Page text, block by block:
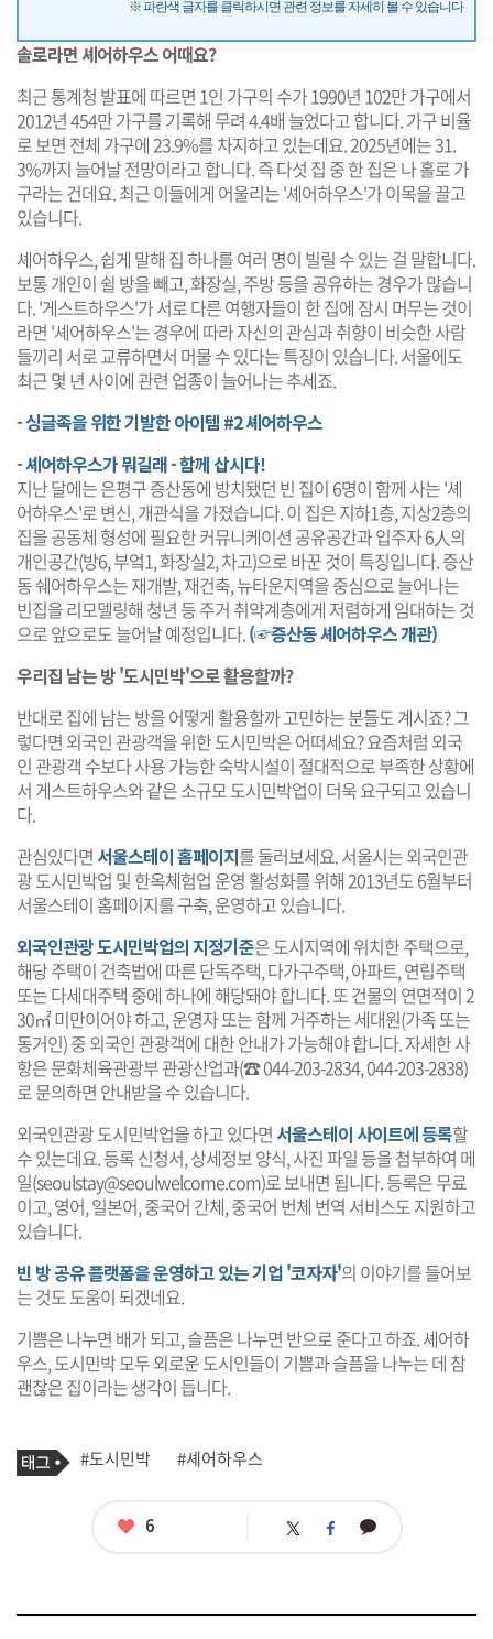
※ 파란색 글자를 클릭하시면 관련 정보를 자세히 볼 수 있습니다
솔로라면 셰어하우스 어때요?
최근 통계청 발표에 따르면 1인 가구의 수가 1990년 102만 가구에서
2012년 454만 가구를 기록해 무려 4.4배 늘었다고 합니다. 가구 비율
로 보면 전체 가구에 23.9%를 차지하고 있는데요. 2025년에는 31.
3%까지 늘어날 전망이라고 합니다. 즉 다섯 집 중 한 집은 나 홀로 가
구라는 건데요. 최근 이들에게 어울리는 '셰어하우스'가 이목을 끌고
있습니다.
셰어하우스, 쉽게 말해 집 하나를 여러 명이 빌릴 수 있는 걸 말합니다.
보통 개인이 쉴 방을 빼고, 화장실, 주방 등을 공유하는 경우가 많습니
다. '게스트하우스'가 서로 다른 여행자들이 한 집에 잠시 머무는 것이
라면 '셰어하우스'는 경우에 따라 자신의 관심과 취향이 비슷한 사람
들끼리 서로 교류하면서 머물 수 있다는 특징이 있습니다. 서울에도
최근 몇 년 사이에 관련 업종이 늘어나는 추세죠.
- 싱글족을 위한 기발한 아이템 #2 셰어하우스
- 셰어하우스가 뭐길래- 함께 삽시다!
지난 달에는 은평구 증산동에 방치됐던 빈 집이 6명이 함께 사는 '셰
어하우스'로 변신, 개관식을 가졌습니다. 이 집은 지하1층, 지상2층의
집을 공동체 형성에 필요한 커뮤니케이션 공유공간과 입주자 6人의
개인공간(방6, 부엌1, 화장실2, 차고)으로 바꾼 것이 특징입니다. 증산
동 쉐어하우스는 재개발, 재건축, 뉴타운지역을 중심으로 늘어나는
빈집을 리모델링해 청년 등 주거 취약계층에게 저렴하게 임대하는 것
으로 앞으로도 늘어날 예정입니다.(☞증산동 셰어하우스 개관)
우리집 남는 방 '도시민박'으로 활용할까?
반대로 집에 남는 방을 어떻게 활용할까 고민하는 분들도 계시죠? 그
렇다면 외국인 관광객을 위한 도시민박은 어떠세요? 요즘처럼 외국
인 관광객 수보다 사용 가능한 숙박시설이 절대적으로 부족한 상황에
서 게스트하우스와 같은 소규모 도시민박업이 더욱 요구되고 있습니
다.
관심있다면 서울스테이 홈페이지를 둘러보세요. 서울시는 외국인관
광 도시민박업 및 한옥체험업 운영 활성화를 위해 2013년도 6월부터
서울스테이 홈페이지를 구축, 운영하고 있습니다.
외국인관광 도시민박업의 지정기준은 도시지역에 위치한 주택으로,
해당 주택이 건축법에 따른 단독주택, 다가구주택, 아파트, 연립주택
또는 다세대주택 중에 하나에 해당돼야 합니다. 또 건물의 연면적이 2
30㎡ 미만이어야 하고, 운영자 또는 함께 거주하는 세대원(가족 또는
동거인) 중 외국인 관광객에 대한 안내가 가능해야 합니다. 자세한 사
항은 문화체육관광부 관광산업과(☎ 044-203-2834, 044-203-2838)
로 문의하면 안내받을 수 있습니다.
외국인관광 도시민박업을 하고 있다면 서울스테이 사이트에 등록할
수 있는데요. 등록 신청서, 상세정보 양식, 사진 파일 등을 첨부하여 메
일(seoulstay@seoulwelcome.com)로 보내면 됩니다. 등록은 무료
이고, 영어, 일본어, 중국어 간체, 중국어 번체 번역 서비스도 지원하고
있습니다.
빈 방 공유 플랫폼을 운영하고 있는 기업 '코자자'의 이야기를 들어보
는 것도 도움이 되겠네요.
기쁨은 나누면 배가 되고, 슬픔은 나누면 반으로 준다고 하죠. 셰어하
우스, 도시민박 모두 외로운 도시인들이 기쁨과 슬픔을 나누는 데 참
괜찮은 집이라는 생각이 듭니다.
기
사
태
그
#도시민박 #셰어하우스
좋
6 트 페 카